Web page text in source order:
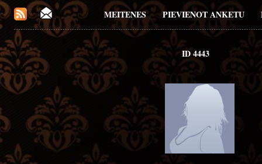
MEITENES PIEVIENOT ANKETU
ID 4443